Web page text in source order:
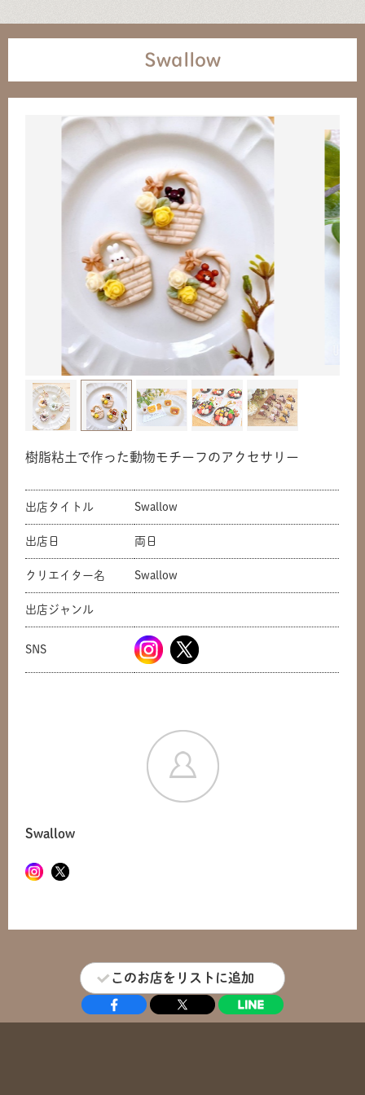
Swallow
樹脂粘土で作った動物モチーフのアクセサリー
出店タイトル Swallow
出店日 両日
クリエイター名 Swallow
出店ジャンル
SNS
Swallow
このお店をリストに追加
共有方法を選択